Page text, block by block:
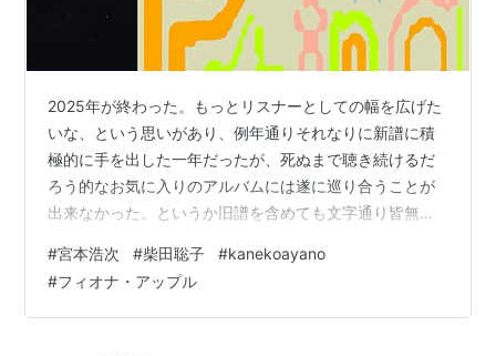
2025年が終わった。もっとリスナーとしての幅を広げた
いな、という思いがあり、例年通りそれなりに新譜に積
極的に手を出した一年だったが、死ぬまで聴き続けるだ
ろう的なお気に入りのアルバムには遂に巡り合うことが
出来なかった。というか旧譜を含めても文字通り皆無。
てしまったのか。とはいえ、好きになれた楽曲は少ない
ながらもいくつかある。というわけで、まるまる一年く
らいサボってしまったが、私の私による私のための2025
#宮本浩次 #柴田聡子 #kanekoayano
#フィオナ・アップル